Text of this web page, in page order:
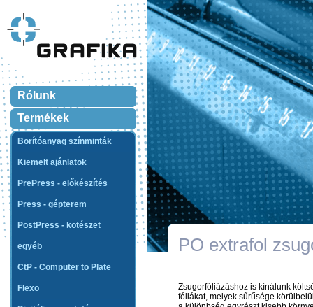
PO extrafol
Zsugorfóliázáshoz is kínálunk
fóliákat, melyek sűrűsége
Rólunk
Termékek
Borítóanyag színminták
Kiemelt ajánlatok
PrePress - előkészítés
Press - gépterem
PostPress - kötészet
egyéb
CtP - Computer to Plate
Flexo